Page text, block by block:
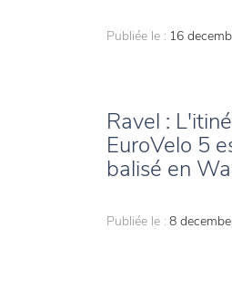
Publiée le : 16
Ravel :
EuroVelo 5
balisé en
Publiée le : 8